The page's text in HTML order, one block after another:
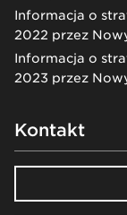
Informacja o
2022 przez
Informacja o
2023 przez
Kontakt